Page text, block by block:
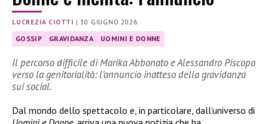
LUCREZIA CIOTTI |30 GIUGNO 2026
GOSSIP GRAVIDANZA UOMINI E DONNE
Il percorso difficile di Marika Abbonato e Alessandro Piscopo
verso la genitorialità: l’annuncio inatteso della gravidanza
sui social.
Dal mondo dello spettacolo e, in particolare, dall’universo di